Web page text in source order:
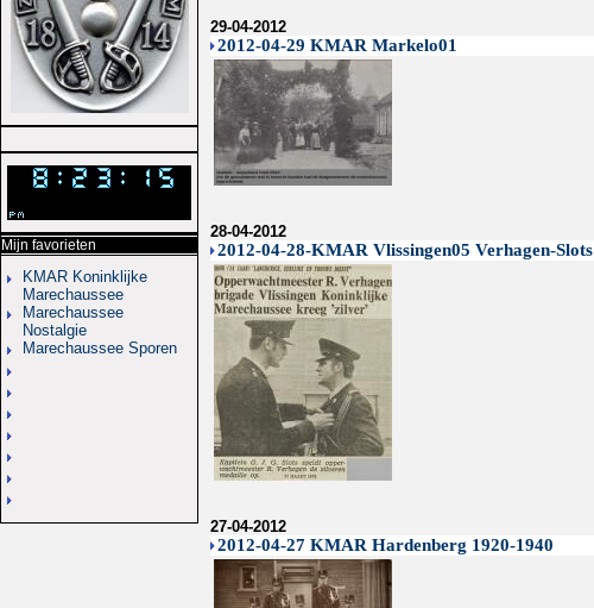
Mijn favorieten
KMAR Koninklijke
Marechaussee
Marechaussee
Nostalgie
Marechaussee Sporen
29-04-2012
2012-04-29 KMAR Markelo01
28-04-2012
2012-04-28-KMAR Vlissingen05 Verhagen-Slots
27-04-2012
2012-04-27 KMAR Hardenberg 1920-1940